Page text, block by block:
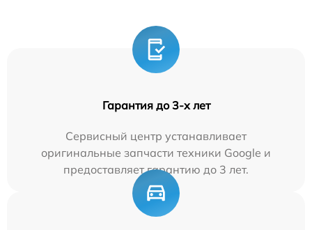
Гарантия до 3-х лет
Сервисный центр устанавливает
оригинальные запчасти техники Google и
предоставляет гарантию до 3 лет.